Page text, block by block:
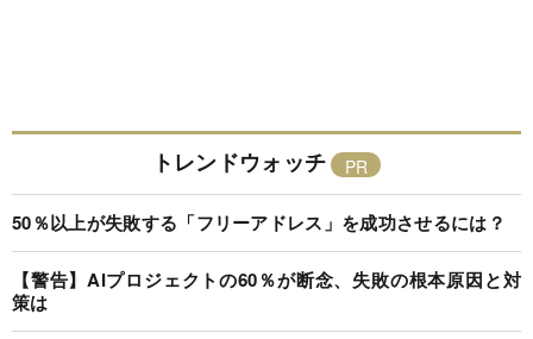
トレンドウォッチ
50％以上が失敗する「フリーアドレス」を成功させるには？
【警告】AIプロジェクトの60％が断念、失敗の根本原因と対
策は